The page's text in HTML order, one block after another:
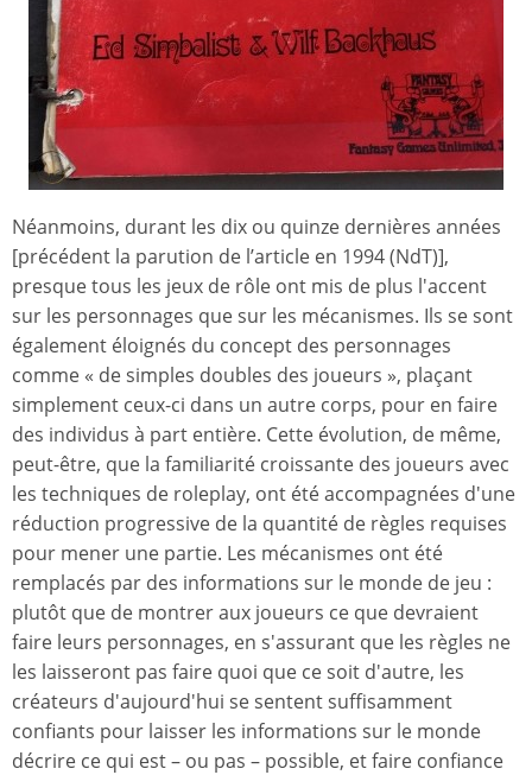
Néanmoins, durant les dix ou quinze dernières années
[précédent la parution de l’article en 1994 (NdT)],
presque tous les jeux de rôle ont mis de plus l'accent
sur les personnages que sur les mécanismes. Ils se sont
également éloignés du concept des personnages
comme « de simples doubles des joueurs », plaçant
simplement ceux-ci dans un autre corps, pour en faire
des individus à part entière. Cette évolution, de même,
peut-être, que la familiarité croissante des joueurs avec
les techniques de roleplay, ont été accompagnées d'une
réduction progressive de la quantité de règles requises
pour mener une partie. Les mécanismes ont été
remplacés par des informations sur le monde de jeu :
plutôt que de montrer aux joueurs ce que devraient
faire leurs personnages, en s'assurant que les règles ne
les laisseront pas faire quoi que ce soit d'autre, les
créateurs d'aujourd'hui se sentent suffisamment
confiants pour laisser les informations sur le monde
décrire ce qui est – ou pas – possible, et faire confiance